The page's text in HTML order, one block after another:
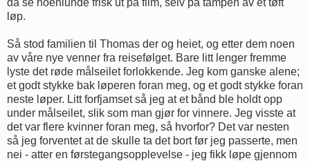
løp.
Så stod familien til Thomas der og heiet, og etter dem noen
av våre nye venner fra reisefølget. Bare litt lenger fremme
lyste det røde målseilet forlokkende. Jeg kom ganske alene;
et godt stykke bak løperen foran meg, og et godt stykke foran
neste løper. Litt forfjamset så jeg at et bånd ble holdt opp
under målseilet, slik som man gjør for vinnere. Jeg visste at
det var flere kvinner foran meg, så hvorfor? Det var nesten
så jeg forventet at de skulle ta det bort før jeg passerte, men
nei - atter en førstegangsopplevelse - jeg fikk løpe gjennom